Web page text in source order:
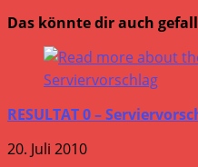
Das könnte dir auch
RESULTAT 0 –
20. Juli 2010